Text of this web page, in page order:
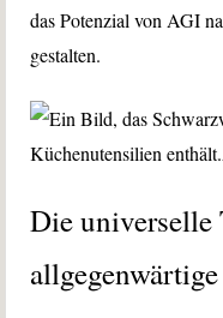
das Potenzial von AGI
gestalten.
Die universelle